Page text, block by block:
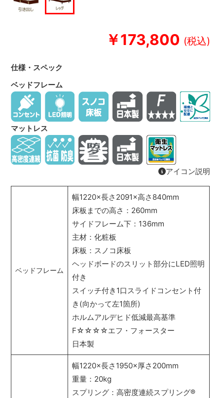
￥173,800
仕様・スペック
ベッドフレーム
マットレス
アイコン説明
ベッドフレーム
幅1220×長さ2091×高さ840mm
床板までの高さ：260mm
サイドフレーム下：136mm
主材：化粧板
床板：スノコ床板
ヘッドボードのスリット部分にLED照明
付き
スイッチ付き1口スライドコンセント付
き(向かって左1箇所)
ホルムアルデヒド低減最高基準
F☆☆☆☆エフ・フォースター
日本製
幅1220×長さ1950×厚さ200mm
重量：20kg
スプリング：高密度連続スプリング®